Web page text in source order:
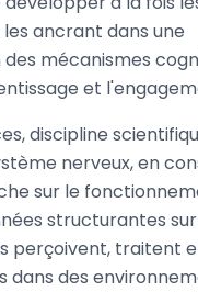
les ancrant dans une
mécanismes
et
discipline
nerveux, en
sur le
structurantes
perçoivent, traitent
dans des